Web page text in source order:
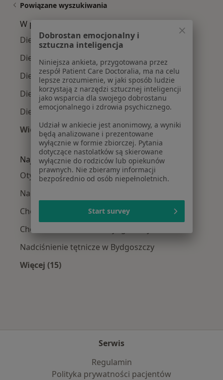
Powiązane wyszukiwania
W pobliżu Bydgoszczy
Dietetycy w Toruniu
Dietetycy w Inowrocławiu
Dietetycy w Osielsku
Dietetycy w Szubinie
Dietetycy w Świeciu
Więcej (7)
Więcej w kategorii: W pobliżu Bydgoszczy
Najczęście leczone choroby
Otyłość w Bydgoszczy
Nadwaga w Bydgoszczy
Choroby dietozależne w Bydgoszczy
Choroba Hashimoto w Bydgoszczy
Nadciśnienie tętnicze w Bydgoszczy
Więcej (15)
Serwis
Regulamin
Polityka prywatności pacjentów
Dobrostan emocjonalny i
sztuczna inteligencja
Niniejsza ankieta, przygotowana przez
zespół Patient Care Doctoralia, ma na celu
lepsze zrozumienie, w jaki sposób ludzie
korzystają z narzędzi sztucznej inteligencji
jako wsparcia dla swojego dobrostanu
emocjonalnego i zdrowia psychicznego.
Udział w ankiecie jest anonimowy, a wyniki
będą analizowane i prezentowane
wyłącznie w formie zbiorczej. Pytania
dotyczące nastolatków są skierowane
wyłącznie do rodziców lub opiekunów
prawnych. Nie zbieramy informacji
bezpośrednio od osób niepełnoletnich.
Start survey